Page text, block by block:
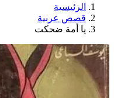
الرئيسية
قصص عربية
يا أمة ضحكت